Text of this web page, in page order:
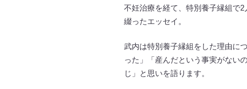
不妊治療を経て、特別養子縁組で
綴ったエッセイ。
武内は特別養子縁組をした理由に
った」「産んだという事実がない
じ」と思いを語ります。